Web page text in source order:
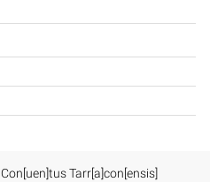
Tarr[a]con[ensis]